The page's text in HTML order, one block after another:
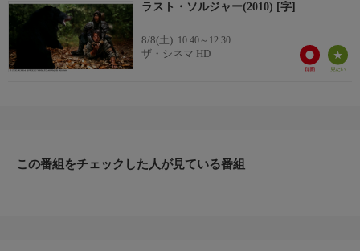
ラスト・ソルジャー(2010) [字]
8/8(土) 10:40～12:30
ザ・シネマ HD
この番組をチェックした人が見ている番組